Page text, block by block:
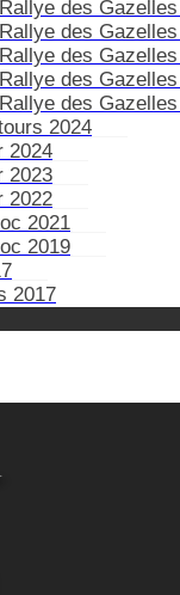
des
des
des
des
des
2024
2024
2023
2022
2021
2019
2017